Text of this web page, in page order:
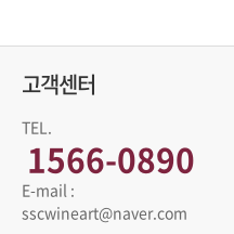
고객센터
TEL.
1566-0890
sscwineart@naver.com